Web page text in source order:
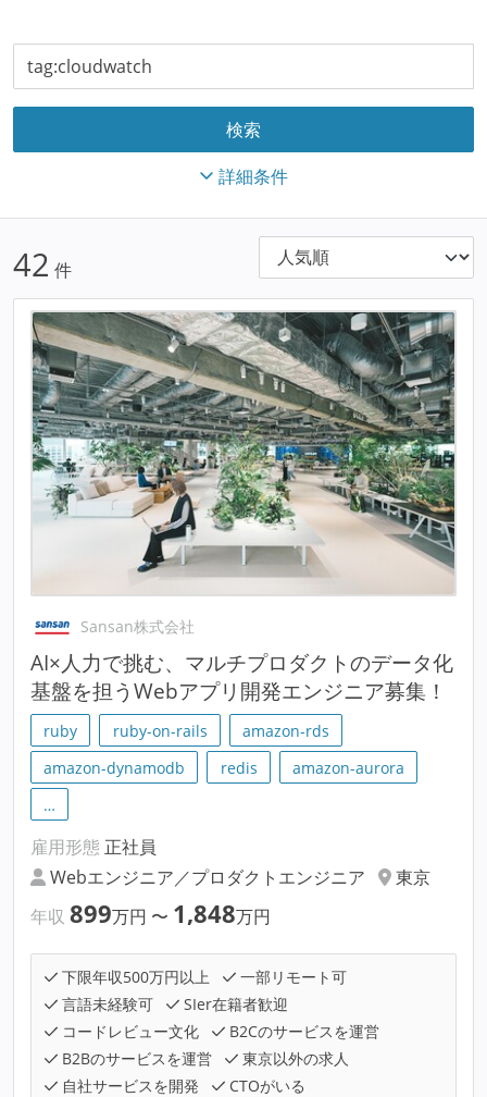
詳細条件
42 件
Sansan株式会社
AI×人力で挑む、マルチプロダクトのデータ化
基盤を担うWebアプリ開発エンジニア募集！
ruby ruby-on-rails
amazon-rds
amazon-dynamodb
redis
amazon-aurora
…
雇用形態 正社員
Webエンジニア／プロダクトエンジニア
東京
年収 899万円 〜 1,848万円
下限年収500万円以上
一部リモート可
言語未経験可
SIer在籍者歓迎
コードレビュー文化
B2Cのサービスを運営
B2Bのサービスを運営
東京以外の求人
自社サービスを開発
CTOがいる